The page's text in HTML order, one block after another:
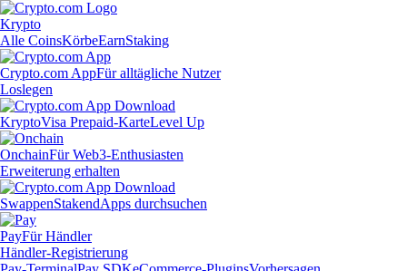
Krypto
Alle CoinsKörbeEarnStaking
Crypto.com AppFür alltägliche Nutzer
Loslegen
KryptoVisa Prepaid-KarteLevel Up
OnchainFür Web3-Enthusiasten
Erweiterung erhalten
SwappenStakendApps durchsuchen
PayFür Händler
Händler-Registrierung